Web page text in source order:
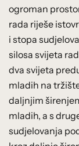
ogroman
rada riješe
i stopa
silosa svijeta
dva svijeta
mladih na
daljnjim
mladih, a s
sudjelovanja